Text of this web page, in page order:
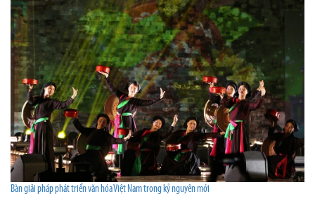
Bàn giải pháp phát triển văn hóa Việt Nam trong kỷ nguyên mới